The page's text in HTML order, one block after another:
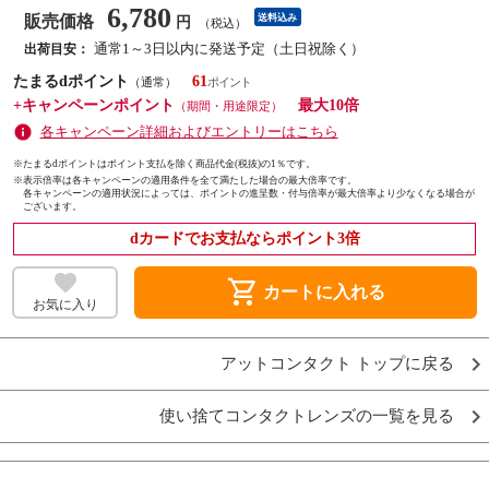
販売価格 6,780 円 （税込） 送料込み
出荷目安： 通常1～3日以内に発送予定（土日祝除く）
たまるdポイント
（通常）
61
+キャンペーンポイント
（期間・用途限定）
最大10倍
各キャンペーン詳細およびエントリーはこちら
※たまるdポイントはポイント支払を除く商品代金(税抜)の1％です。
※表示倍率は各キャンペーンの適用条件を全て満たした場合の最大倍率です。
各キャンペーンの適用状況によっては、ポイントの進呈数・付与倍率が最大倍率より少なくなる場合が
ございます。
dカードでお支払ならポイント3倍
お気に入り shopping_cart カートに入れる
アットコンタクト トップに戻る
使い捨てコンタクトレンズの一覧を見る